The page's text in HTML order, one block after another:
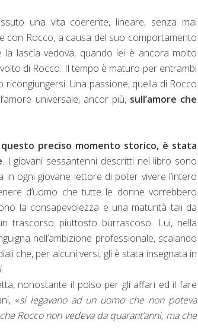
una vita coerente, lineare, senza mai
con Rocco, a causa del suo comportamento
lascia vedova, quando lei è ancora molto
di Rocco. Il tempo è maturo per entrambi
Una passione, quella di Rocco
universale, ancor più, sull’amore che
preciso momento storico, è stata
. I giovani sessantenni descritti nel libro sono
ogni giovane lettore di poter vivere l’intero
d’uomo che tutte le donne vorrebbero
la consapevolezza e una maturità tali da
trascorso piuttosto burrascoso. Lui, nella
nell’ambizione professionale, scalando
che, per alcuni versi, gli è stata insegnata in
.
nonostante il polso per gli affari ed il fare
«si legavano ad un uomo che non poteva
Rocco non vedeva da quarant’anni, ma che